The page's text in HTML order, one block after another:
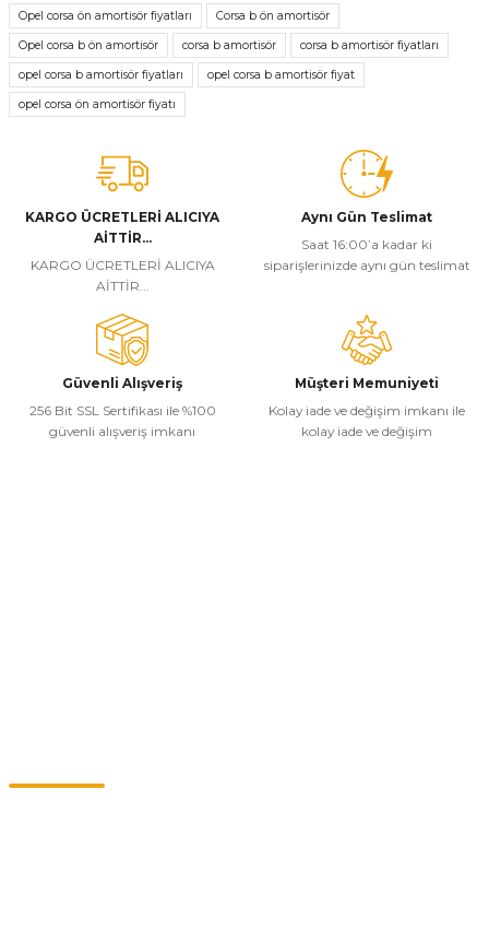
Ürün resmi kalitesiz, bozuk veya görüntülenemiyor.
Ürün açıklamasında eksik bilgiler bulunuyor.
Ürün bilgilerinde hatalar bulunuyor.
Bu ürüne benzer farklı alternatifler olmalı.
Opel corsa ön amortisör fiyatları Corsa b ön amortisör
Opel corsa b ön amortisör corsa b amortisör corsa b amortisör fiyatları
opel corsa b amortisör fiyatları opel corsa b amortisör fiyat
opel corsa ön amortisör fiyatı
KARGO ÜCRETLERİ ALICIYA
AİTTİR...
KARGO ÜCRETLERİ ALICIYA
AİTTİR...
Aynı Gün Teslimat
Saat 16:00’a kadar ki
siparişlerinizde aynı gün teslimat
Güvenli Alışveriş
256 Bit SSL Sertifikası ile %100
güvenli alışveriş imkanı
Müşteri Memuniyeti
Kolay iade ve değişim imkanı ile
kolay iade ve değişim